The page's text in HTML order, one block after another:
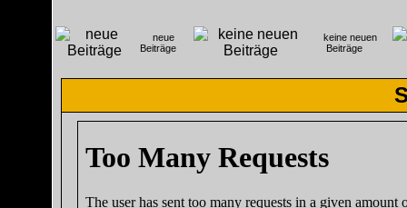
neue
Beiträge
keine neuen
Beiträge